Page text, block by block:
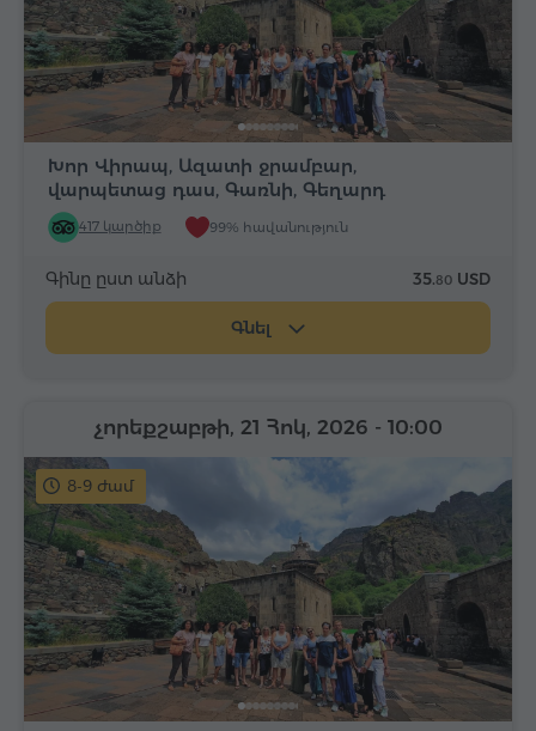
Խոր Վիրապ, Ազատի ջրամբար,
վարպետաց դաս, Գառնի, Գեղարդ
417 կարծիք 99% հավանություն
Գինը ըստ անձի 35.80 USD
Գնել
8-9 ժամ
չորեքշաբթի, 21 Հոկ, 2026 - 10:00